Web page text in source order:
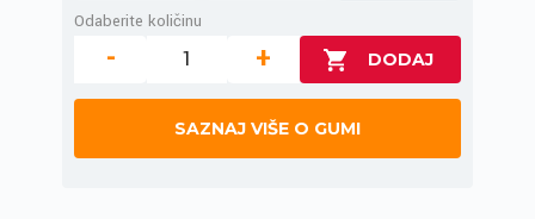
Odaberite količinu
- +
SAZNAJ VIŠE O GUMI